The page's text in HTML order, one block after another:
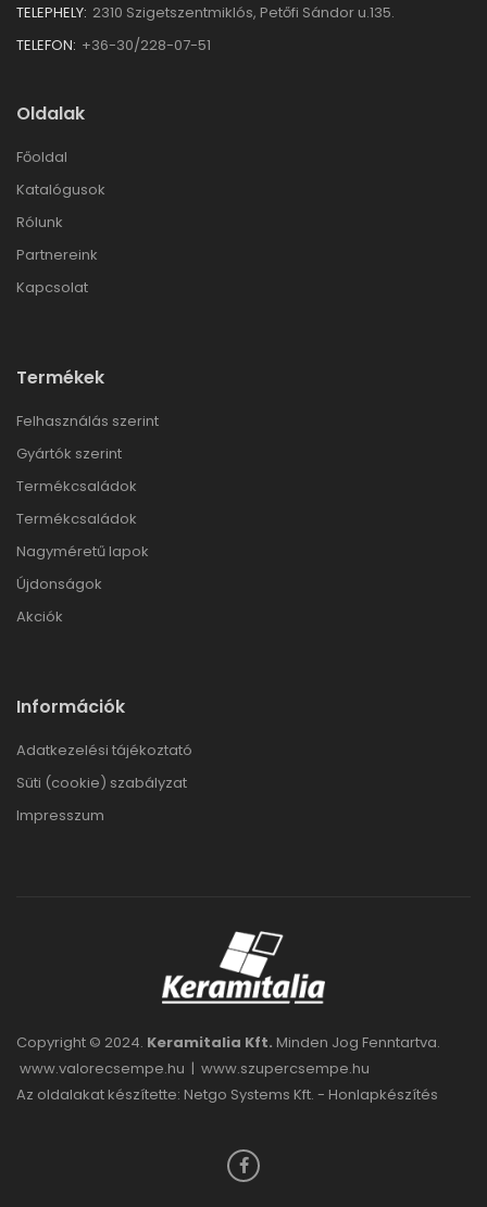
TELEPHELY: 2310 Szigetszentmiklós, Petőfi Sándor u.135.
TELEFON: +36-30/228-07-51
Oldalak
Főoldal
Katalógusok
Rólunk
Partnereink
Kapcsolat
Termékek
Felhasználás szerint
Gyártók szerint
Termékcsaládok
Termékcsaládok
Nagyméretű lapok
Újdonságok
Akciók
Információk
Adatkezelési tájékoztató
Süti (cookie) szabályzat
Impresszum
Copyright © 2024. Keramitalia Kft. Minden Jog Fenntartva.
www.valorecsempe.hu | www.szupercsempe.hu
Az oldalakat készítette: Netgo Systems Kft. - Honlapkészítés